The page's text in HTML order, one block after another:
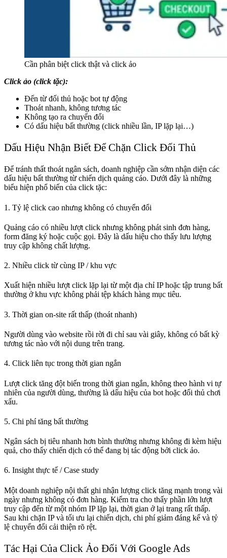
Cần phân biệt click thật và click ảo
Click ảo (click tặc):
Đến từ đối thủ hoặc bot tự động
Thoát nhanh, không tương tác
Không tạo ra chuyển đổi
Có dấu hiệu bất thường (click nhiều lần, IP lặp lại…)
Dấu Hiệu Nhận Biết Để Chặn Click Đối Thủ
Để tránh thất thoát ngân sách, doanh nghiệp cần sớm nhận diện các
dấu hiệu bất thường từ chiến dịch quảng cáo. Dưới đây là những
biểu hiện phổ biến của click tặc:
1. Tỷ lệ click cao nhưng không có chuyển đổi
Quảng cáo có nhiều lượt click nhưng không phát sinh đơn hàng,
form đăng ký hoặc cuộc gọi. Đây là dấu hiệu cho thấy lưu lượng
truy cập không chất lượng.
2. Nhiều click từ cùng IP / khu vực
Xuất hiện nhiều lượt click lặp lại từ một địa chỉ IP hoặc tập trung bất
thường ở khu vực không phải tệp khách hàng mục tiêu.
3. Thời gian on-site rất thấp (thoát nhanh)
Người dùng vào website rồi rời đi chỉ sau vài giây, không có bất kỳ
tương tác nào với nội dung trên trang.
4. Click liên tục trong thời gian ngắn
Lượt click tăng đột biến trong thời gian ngắn, không theo hành vi tự
nhiên của người dùng, thường là dấu hiệu của bot hoặc đối thủ chơi
xấu.
5. Chi phí tăng bất thường
Ngân sách bị tiêu nhanh hơn bình thường nhưng không đi kèm hiệu
quả, cho thấy chiến dịch có thể đang bị tác động bởi click ảo.
6. Insight thực tế / Case study
Một doanh nghiệp nội thất ghi nhận lượng click tăng mạnh trong vài
ngày nhưng không có đơn hàng. Kiểm tra cho thấy phần lớn lượt
truy cập đến từ một nhóm IP lặp lại, thời gian ở lại trang rất thấp.
Sau khi chặn IP và tối ưu lại chiến dịch, chi phí giảm đáng kể và tỷ
lệ chuyển đổi cải thiện rõ rệt.
Tác Hại Của Click Ảo Đối Với Google Ads